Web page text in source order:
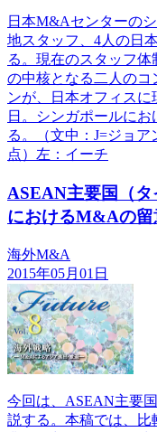
日本M&Aセンターの
地スタッフ、4人の日
る。現在のスタッフ
の中核となる二人のコ
ンが、日本オフィスに
日。シンガポールに
る。（文中：J=ジョ
点）左：イーチ
ASEAN主要国（タ
におけるM&Aの留
海外M&A
2015年05月01日
今回は、ASEAN主要
説する。本稿では、